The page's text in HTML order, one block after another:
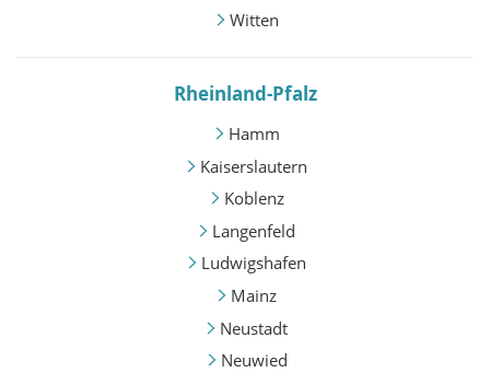
Witten
Rheinland-Pfalz
Hamm
Kaiserslautern
Koblenz
Langenfeld
Ludwigshafen
Mainz
Neustadt
Neuwied